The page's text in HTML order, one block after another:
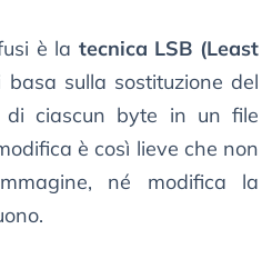
è la tecnica LSB (Least
basa sulla sostituzione del
di ciascun byte in un file
è così lieve che non
né modifica la